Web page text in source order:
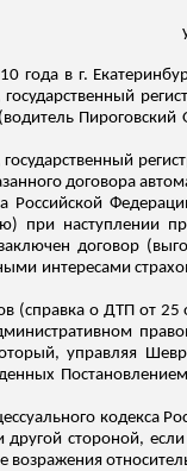
года в г.
Пироговский
договора
Российской
наступлении
договор
интересами
(справка о ДТП от
управляя
кодекса
стороной,